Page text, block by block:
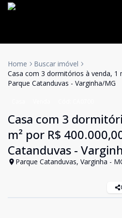
Home
Buscar imóvel
Casa com 3 dormitórios à venda, 1
Parque Catanduvas - Varginha/MG
Casa com 3
m² por R$
Catanduvas -
Parque Catanduvas, Varginha -